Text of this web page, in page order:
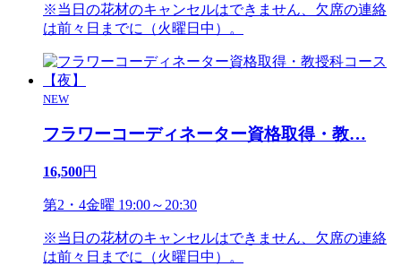
※当日の花材のキャンセルはできません、欠席の連絡
は前々日までに（火曜日中）。
NEW
フラワーコーディネーター資格取得・教…
16,500円
第2・4金曜 19:00～20:30
※当日の花材のキャンセルはできません、欠席の連絡
は前々日までに（火曜日中）。